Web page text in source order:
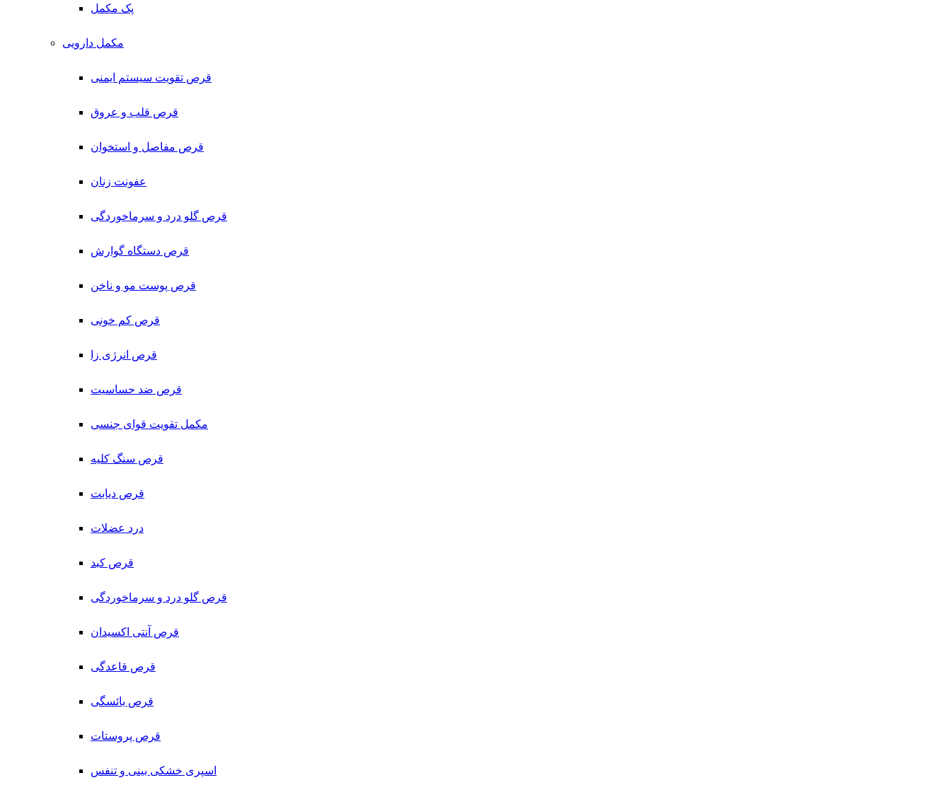
پک مکمل
مکمل دارویی
قرص تقویت سیستم ایمنی
قرص قلب و عروق
قرص مفاصل و استخوان
عفونت زنان
قرص گلو درد و سرماخوردگی
قرص دستگاه گوارش
قرص پوست مو و ناخن
قرص کم خونی
قرص انرژی زا
قرص ضد حساسیت
مکمل تقویت قوای جنسی
قرص سنگ کلیه
قرص دیابت
درد عضلات
قرص کبد
قرص گلو درد و سرماخوردگی
قرص آنتی اکسیدان
قرص قاعدگی
قرص یائسگی
قرص پروستات
اسپری خشکی بینی و تنفس